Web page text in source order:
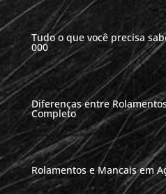
Tudo o que você precisa
000
Diferenças entre
Completo
Rolamentos e Mancais em